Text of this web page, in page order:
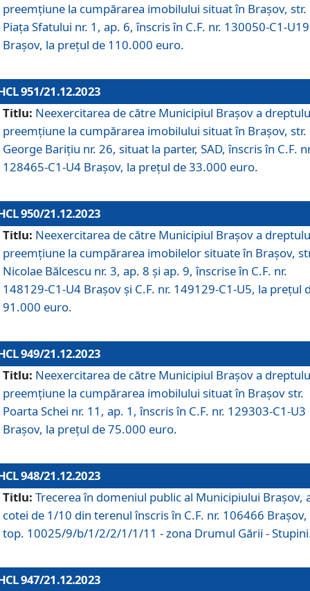
preemțiune la cumpărarea imobilului situat în Brașov, str.
Piața Sfatului nr. 1, ap. 6, înscris în C.F. nr. 130050-C1-U19
Brașov, la prețul de 110.000 euro.
951/21.12.2023
Titlu: Neexercitarea de către Municipiul Brașov a
preemțiune la cumpărarea imobilului situat în Brașov, str.
George Barițiu nr. 26, situat la parter, SAD, înscris în C.F.
128465-C1-U4 Brașov, la prețul de 33.000 euro.
950/21.12.2023
Titlu: Neexercitarea de către Municipiul Brașov a
preemțiune la cumpărarea imobilelor situate în Brașov,
Nicolae Bălcescu nr. 3, ap. 8 și ap. 9, înscrise în C.F. nr.
148129-C1-U4 Brașov și C.F. nr. 149129-C1-U5, la prețul
91.000 euro.
949/21.12.2023
Titlu: Neexercitarea de către Municipiul Brașov a
preemțiune la cumpărarea imobilului situat în Brașov str.
Poarta Schei nr. 11, ap. 1, înscris în C.F. nr. 129303-C1-U3
Brașov, la prețul de 75.000 euro.
948/21.12.2023
Titlu: Trecerea în domeniul public al Municipiului Braşov,
cotei de 1/10 din terenul înscris în C.F. nr. 106466 Brașov,
top. 10025/9/b/1/2/2/1/1/11 - zona Drumul Gării -
947/21.12.2023